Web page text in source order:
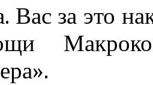
Вас за это